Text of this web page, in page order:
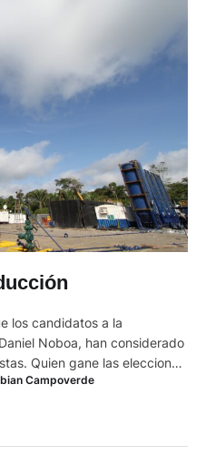
los candidatos a la
Noboa, han considerado
Quien gane las elecciones
con una tasa de
del Ministerio de
Campoverde